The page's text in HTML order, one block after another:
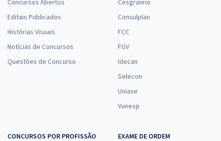
Concursos Abertos
Editais Publicados
Histórias Visuais
Notícias de Concursos
Questões de Concurso
Cesgranrio
Consulplan
FCC
FGV
Idecan
Selecon
Uniase
Vunesp
CONCURSOS POR PROFISSÃO
EXAME DE ORDEM